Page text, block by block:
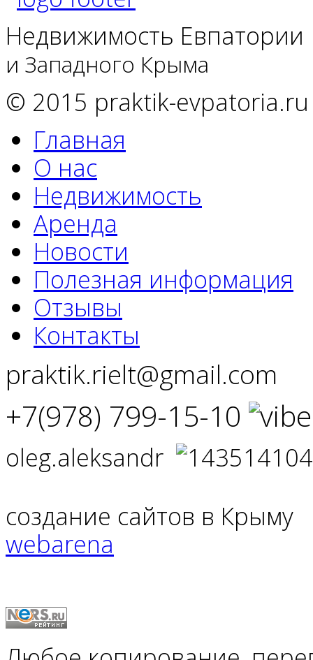
Недвижимость Евпатории
и Западного Крыма
© 2015 praktik-evpatoria.ru
Главная
О нас
Недвижимость
Аренда
Новости
Полезная информация
Отзывы
Контакты
praktik.rielt@gmail.com
+7(978) 799-15-10
oleg.aleksandr
создание сайтов в Крыму
webarena